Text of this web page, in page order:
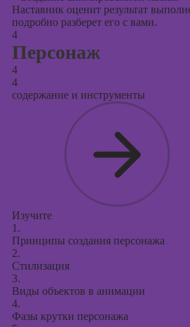
Наставник оценит результат
подробно разберет его с вами.
4
Персонаж
4
4
содержание и инструменты
Изучите
1.
Принципы создания персонажа
2.
Стилизация
3.
Виды объектов в анимации
4.
Фазы крутки персонажа